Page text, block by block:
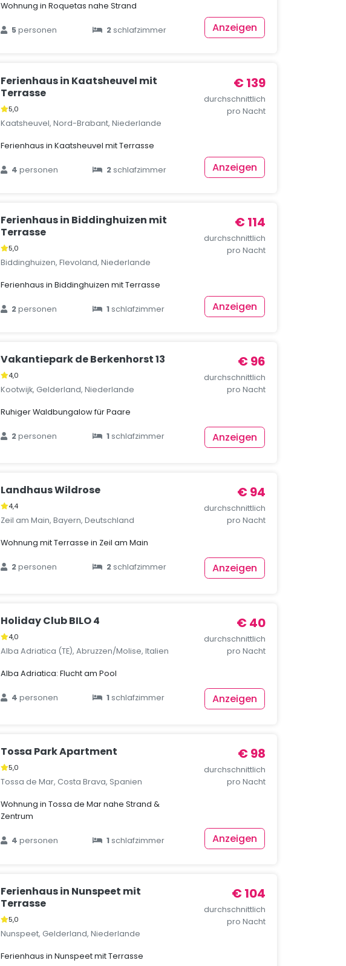
Wohnung in Roquetas nahe Strand
5personen 2schlafzimmer Anzeigen
Ferienhaus in Kaatsheuvel mit
Terrasse
5,0
Kaatsheuvel, Nord-Brabant, Niederlande
Ferienhaus in Kaatsheuvel mit Terrasse
4personen 2schlafzimmer
€ 139
durchschnittlich
pro Nacht
Anzeigen
Ferienhaus in Biddinghuizen mit
Terrasse
5,0
Biddinghuizen, Flevoland, Niederlande
Ferienhaus in Biddinghuizen mit Terrasse
2personen 1schlafzimmer
€ 114
durchschnittlich
pro Nacht
Anzeigen
Vakantiepark de Berkenhorst 13
4,0
Kootwijk, Gelderland, Niederlande
Ruhiger Waldbungalow für Paare
2personen 1schlafzimmer
€ 96
durchschnittlich
pro Nacht
Anzeigen
Landhaus Wildrose
4,4
Zeil am Main, Bayern, Deutschland
Wohnung mit Terrasse in Zeil am Main
2personen 2schlafzimmer
€ 94
durchschnittlich
pro Nacht
Anzeigen
Holiday Club BILO 4
4,0
Alba Adriatica (TE), Abruzzen/Molise, Italien
Alba Adriatica: Flucht am Pool
4personen 1schlafzimmer
€ 40
durchschnittlich
pro Nacht
Anzeigen
Tossa Park Apartment
5,0
Tossa de Mar, Costa Brava, Spanien
Wohnung in Tossa de Mar nahe Strand &
Zentrum
4personen 1schlafzimmer
€ 98
durchschnittlich
pro Nacht
Anzeigen
Ferienhaus in Nunspeet mit
Terrasse
5,0
Nunspeet, Gelderland, Niederlande
Ferienhaus in Nunspeet mit Terrasse
€ 104
durchschnittlich
pro Nacht